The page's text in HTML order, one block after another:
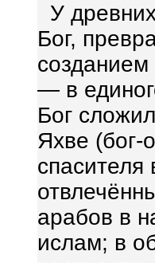
У
Бог,
созданием
— в
Бог
Яхве (бог-
арабов в
ислам; в